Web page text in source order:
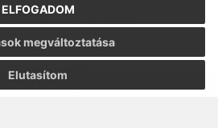
ELFOGADOM
Elutasítom
megváltoztatása
időpontja:03.08.2026
|Hozzáférési nyilatkozat